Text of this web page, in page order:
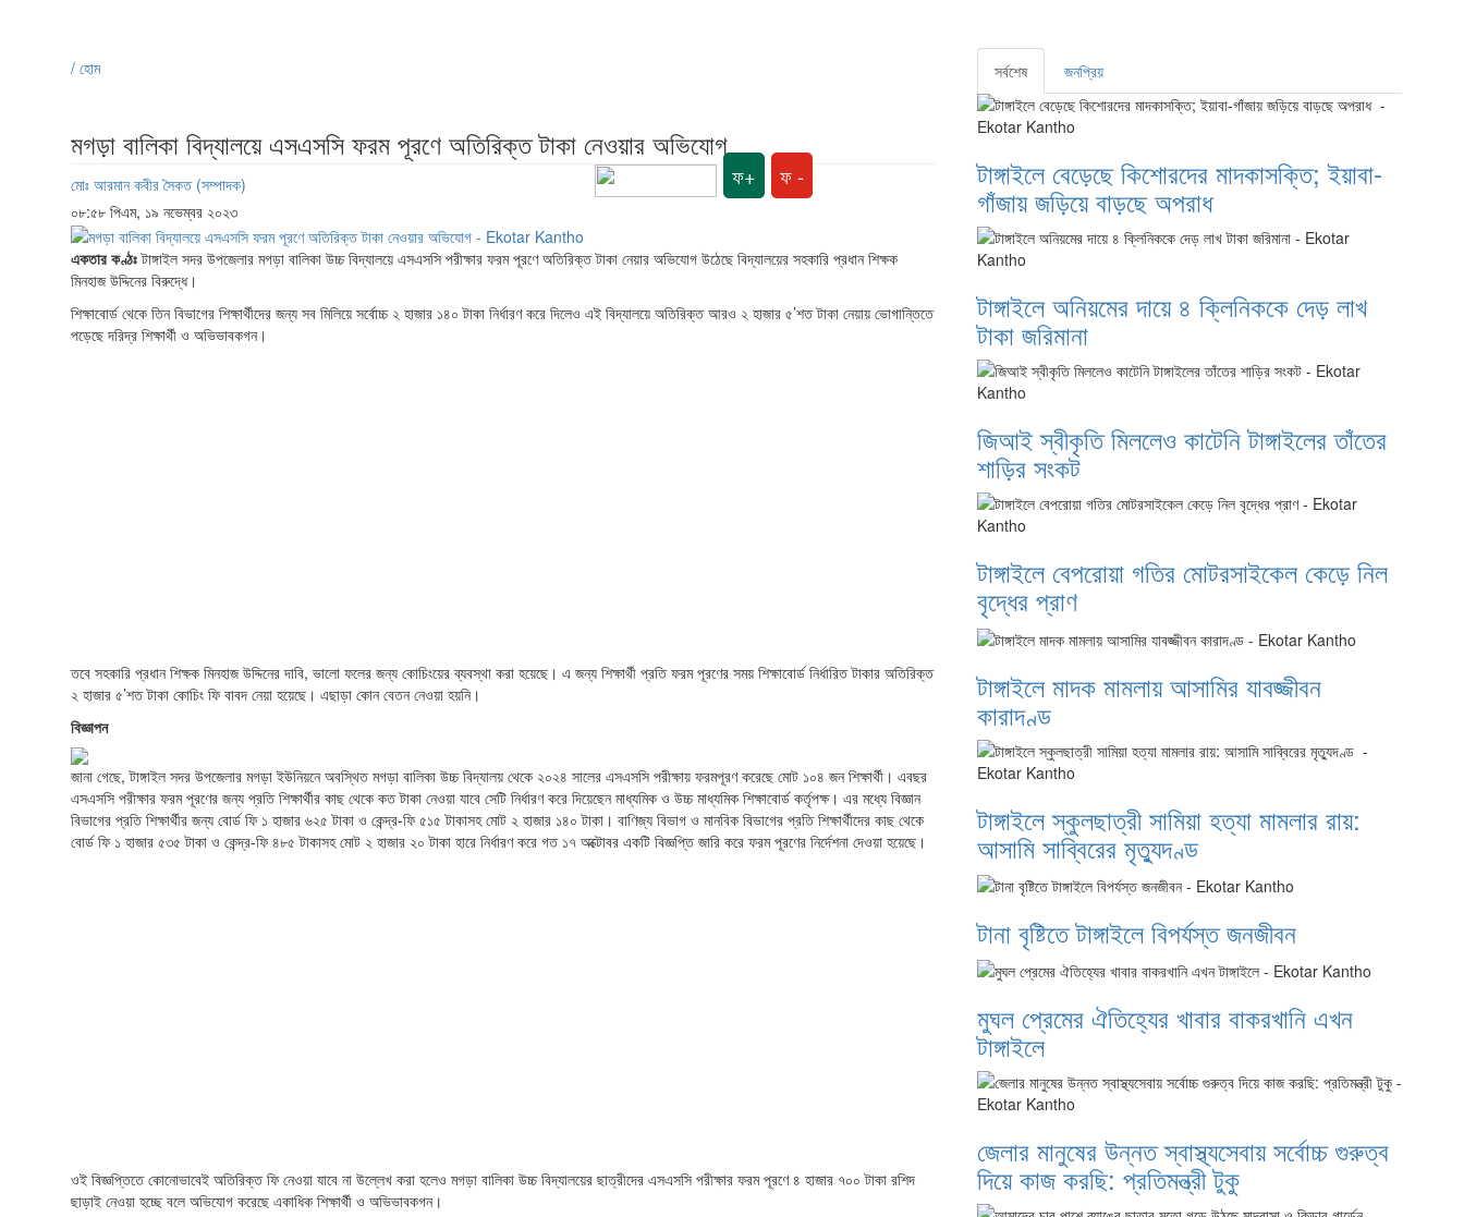
/ হোম
মগড়া বালিকা বিদ্যালয়ে এসএসসি ফরম পূরণে অতিরিক্ত টাকা নেওয়ার অভিযোগ
মোঃ আরমান কবীর সৈকত (সম্পাদক)
০৮:৫৮ পিএম, ১৯ নভেম্বর ২০২৩
ফ+ ফ -
একতার কণ্ঠঃটাঙ্গাইল সদর উপজেলার মগড়া বালিকা উচ্চ বিদ্যালয়ে এসএসসি পরীক্ষার ফরম পূরণে অতিরিক্ত টাকা নেয়ার অভিযোগ উঠেছে বিদ্যালয়ের সহকারি প্রধান শিক্ষক
মিনহাজ উদ্দিনের বিরুদ্ধে।
শিক্ষাবোর্ড থেকে তিন বিভাগের শিক্ষার্থীদের জন্য সব মিলিয়ে সর্বোচ্চ ২ হাজার ১৪০ টাকা নির্ধারণ করে দিলেও এই বিদ্যালয়ে অতিরিক্ত আরও ২ হাজার ৫’শত টাকা নেয়ায় ভোগান্তিতে
পড়েছে দরিদ্র শিক্ষার্থী ও অভিভাবকগন।
তবে সহকারি প্রধান শিক্ষক মিনহাজ উদ্দিনের দাবি, ভালো ফলের জন্য কোচিংয়ের ব্যবস্থা করা হয়েছে। এ জন্য শিক্ষার্থী প্রতি ফরম পূরণের সময় শিক্ষাবোর্ড নির্ধারিত টাকার অতিরিক্ত
২ হাজার ৫’শত টাকা কোচিং ফি বাবদ নেয়া হয়েছে। এছাড়া কোন বেতন নেওয়া হয়নি।
বিজ্ঞাপন
জানা গেছে, টাঙ্গাইল সদর উপজেলার মগড়া ইউনিয়নে অবস্থিত মগড়া বালিকা উচ্চ বিদ্যালয় থেকে ২০২৪ সালের এসএসসি পরীক্ষায় ফরমপূরণ করেছে মোট ১০৪ জন শিক্ষার্থী। এবছর
এসএসসি পরীক্ষার ফরম পূরণের জন্য প্রতি শিক্ষার্থীর কাছ থেকে কত টাকা নেওয়া যাবে সেটি নির্ধারণ করে দিয়েছেন মাধ্যমিক ও উচ্চ মাধ্যমিক শিক্ষাবোর্ড কর্তৃপক্ষ। এর মধ্যে বিজ্ঞান
বিভাগের প্রতি শিক্ষার্থীর জন্য বোর্ড ফি ১ হাজার ৬২৫ টাকা ও কেন্দ্র-ফি ৫১৫ টাকাসহ মোট ২ হাজার ১৪০ টাকা। বাণিজ্য বিভাগ ও মানবিক বিভাগের প্রতি শিক্ষার্থীদের কাছ থেকে
বোর্ড ফি ১ হাজার ৫৩৫ টাকা ও কেন্দ্র-ফি ৪৮৫ টাকাসহ মোট ২ হাজার ২০ টাকা হারে নির্ধারণ করে গত ১৭ অক্টোবর একটি বিজ্ঞপ্তি জারি করে ফরম পূরণের নির্দেশনা দেওয়া হয়েছে।
ওই বিজ্ঞপ্তিতে কোনোভাবেই অতিরিক্ত ফি নেওয়া যাবে না উল্লেখ করা হলেও মগড়া বালিকা উচ্চ বিদ্যালয়ের ছাত্রীদের এসএসসি পরীক্ষার ফরম পূরণে ৪ হাজার ৭০০ টাকা রশিদ
ছাড়াই নেওয়া হচ্ছে বলে অভিযোগ করেছে একাধিক শিক্ষার্থী ও অভিভাবকগন।
সর্বশেষ জনপ্রিয়
টাঙ্গাইলে বেড়েছে কিশোরদের মাদকাসক্তি; ইয়াবা-
গাঁজায় জড়িয়ে বাড়ছে অপরাধ
টাঙ্গাইলে অনিয়মের দায়ে ৪ ক্লিনিককে দেড় লাখ
টাকা জরিমানা
জিআই স্বীকৃতি মিললেও কাটেনি টাঙ্গাইলের তাঁতের
শাড়ির সংকট
টাঙ্গাইলে বেপরোয়া গতির মোটরসাইকেল কেড়ে নিল
বৃদ্ধের প্রাণ
টাঙ্গাইলে মাদক মামলায় আসামির যাবজ্জীবন
কারাদণ্ড
টাঙ্গাইলে স্কুলছাত্রী সামিয়া হত্যা মামলার রায়:
আসামি সাব্বিরের মৃত্যুদণ্ড
টানা বৃষ্টিতে টাঙ্গাইলে বিপর্যস্ত জনজীবন
মুঘল প্রেমের ঐতিহ্যের খাবার বাকরখানি এখন
টাঙ্গাইলে
জেলার মানুষের উন্নত স্বাস্থ্যসেবায় সর্বোচ্চ গুরুত্ব
দিয়ে কাজ করছি: প্রতিমন্ত্রী টুকু